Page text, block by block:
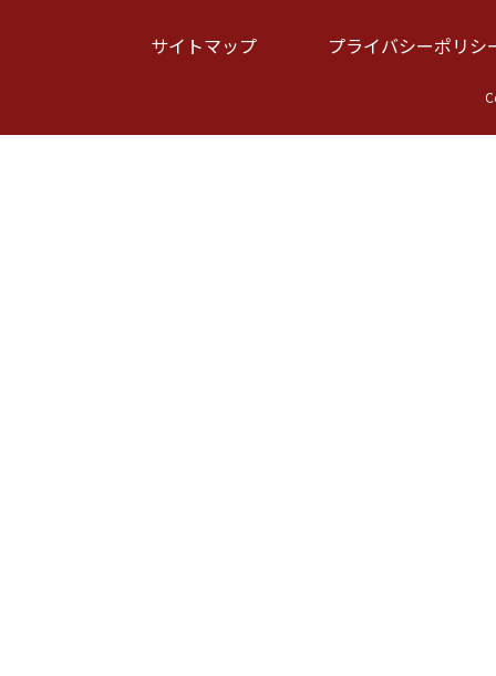
サイトマップ プライバシーポリシ